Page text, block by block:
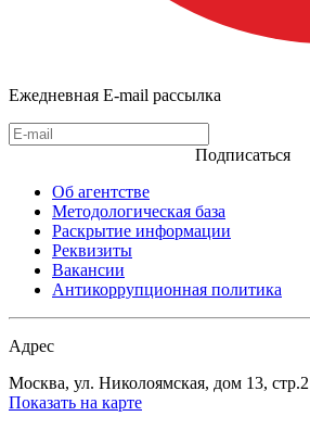
Ежедневная E-mail рассылка
Подписаться
Об агентстве
Методологическая база
Раскрытие информации
Реквизиты
Вакансии
Антикоррупционная политика
Адрес
Москва, ул. Николоямская, дом 13, стр.2
Показать на карте